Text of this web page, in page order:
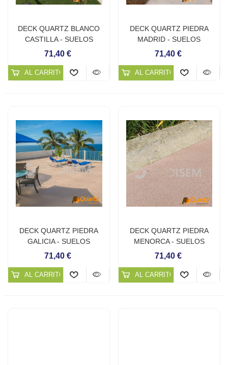
DECK QUARTZ BLANCO
CASTILLA - SUELOS
CONTINUOS DE CUARZO
71,40 €
AL CARRITO
DECK QUARTZ PIEDRA
MADRID - SUELOS
CONTINUOS DE CUARZO
71,40 €
AL CARRITO
DECK QUARTZ PIEDRA
GALICIA - SUELOS
CONTINUOS DE CUARZO
71,40 €
AL CARRITO
DECK QUARTZ PIEDRA
MENORCA - SUELOS
CONTINUOS DE CUARZO
71,40 €
AL CARRITO